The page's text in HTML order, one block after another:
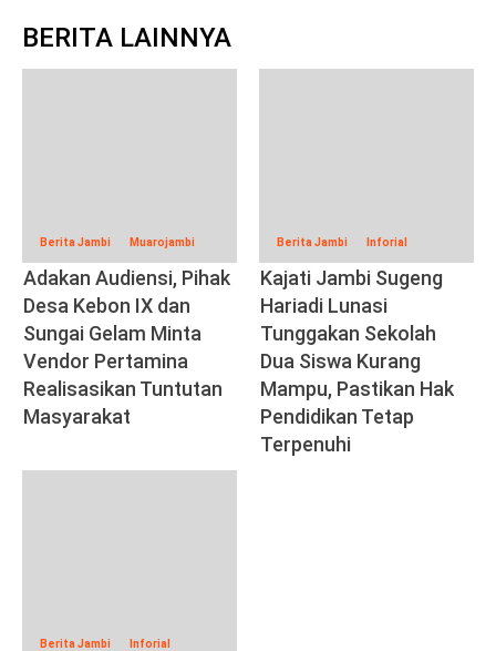
BERITA LAINNYA
Berita Jambi Muarojambi
Adakan Audiensi, Pihak
Desa Kebon IX dan
Sungai Gelam Minta
Vendor Pertamina
Realisasikan Tuntutan
Masyarakat
Berita Jambi Inforial
Kajati Jambi Sugeng
Hariadi Lunasi
Tunggakan Sekolah
Dua Siswa Kurang
Mampu, Pastikan Hak
Pendidikan Tetap
Terpenuhi
Berita Jambi Inforial